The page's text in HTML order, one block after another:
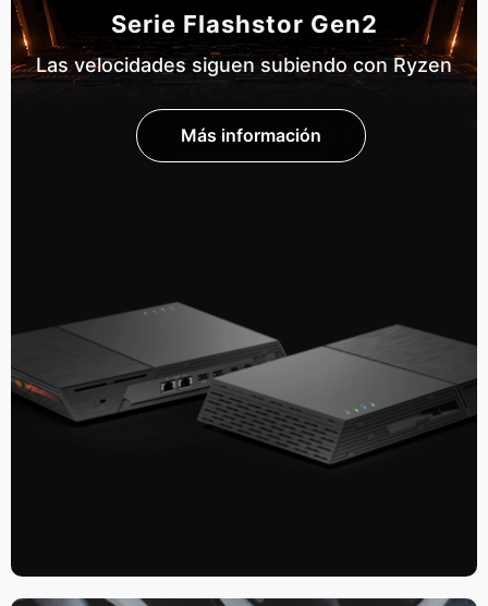
Serie Flashstor Gen2
Las velocidades siguen subiendo con Ryzen
Más información